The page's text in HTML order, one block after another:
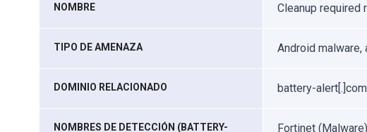
NOMBRE Cleanup required
TIPO DE AMENAZA Android malware,
DOMINIO RELACIONADO battery-alert[.]com
NOMBRES DE DETECCIÓN (BATTERY- Fortinet